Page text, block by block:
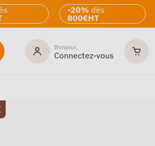
-20% dès
800€HT
Bonjour,
Connectez-vous